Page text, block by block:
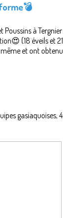
Poussins à Tergnier
(18 éveils et 21
même et ont obtenu
gasiaquoises, 4